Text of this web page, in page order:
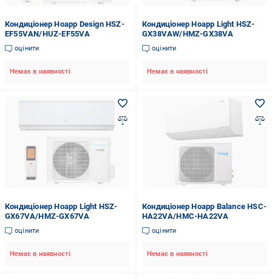
Кондиціонер Hoapp Design HSZ-
EF55VAN/HUZ-EF55VA
оцінити
Немає в наявності
Кондиціонер Hoapp Light HSZ-
GX38VAW/HMZ-GX38VA
оцінити
Немає в наявності
Кондиціонер Hoapp Light HSZ-
GX67VA/HMZ-GX67VA
оцінити
Немає в наявності
Кондиціонер Hoapp Balance HSC-
HA22VA/HMC-HA22VA
оцінити
Немає в наявності